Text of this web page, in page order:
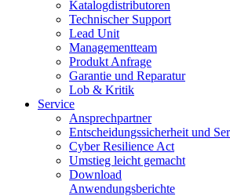
Katalogdistributoren
Technischer Support
Lead Unit
Managementteam
Produkt Anfrage
Garantie und Reparatur
Lob & Kritik
Service
Ansprechpartner
Entscheidungssicherheit und
Cyber Resilience Act
Umstieg leicht gemacht
Download
Anwendungsberichte